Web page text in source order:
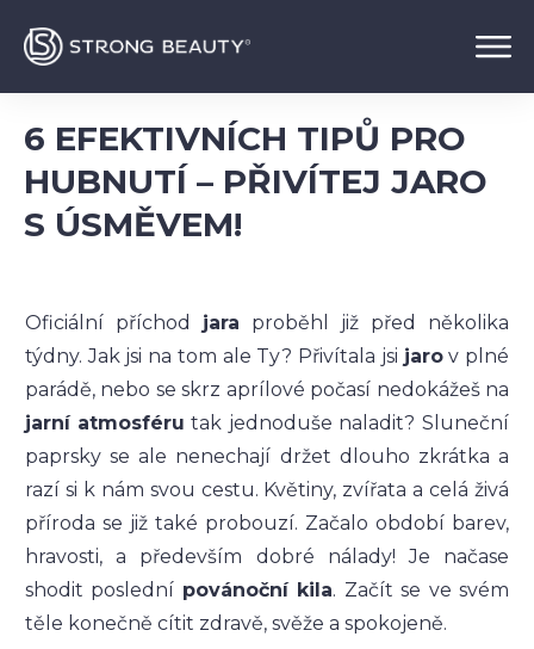
6 EFEKTIVNÍCH TIPŮ PRO
HUBNUTÍ – PŘIVÍTEJ JARO
S ÚSMĚVEM!
Oficiální příchod jara proběhl již před několika
týdny. Jak jsi na tom ale Ty? Přivítala jsi jarov plné
parádě, nebo se skrz aprílové počasí nedokážeš na
jarní atmosféru tak jednoduše naladit? Sluneční
paprsky se ale nenechají držet dlouho zkrátka a
razí si k nám svou cestu. Květiny, zvířata a celá živá
příroda se již také probouzí. Začalo období barev,
hravosti, a především dobré nálady! Je načase
shodit poslední povánoční kila. Začít se ve svém
těle konečně cítit zdravě, svěže a spokojeně.